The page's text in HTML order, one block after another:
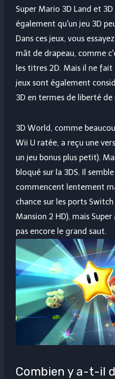
Super Mario 3D Land et
également qu'un jeu 3D
Dans ces jeux, vous
mât de drapeau, comme
les titres 2D. Mais il ne
jeux sont également
3D en termes de liberté
3D World, comme
Wii U ratée, a reçu une
un jeu bonus plus petit).
bloqué sur la 3DS. Il
commencent lentement
chance sur les ports
Mansion 2 HD), mais
pas encore le grand saut.
Combien y a-t-il